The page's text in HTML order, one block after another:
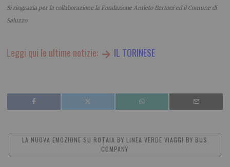
Si ringrazia per la collaborazione la Fondazione Amleto Bertoni ed il Comune di
Saluzzo
Leggi qui le ultime notizie: IL TORINESE
LA NUOVA EMOZIONE SU ROTAIA BY LINEA VERDE VIAGGI BY BUS
COMPANY